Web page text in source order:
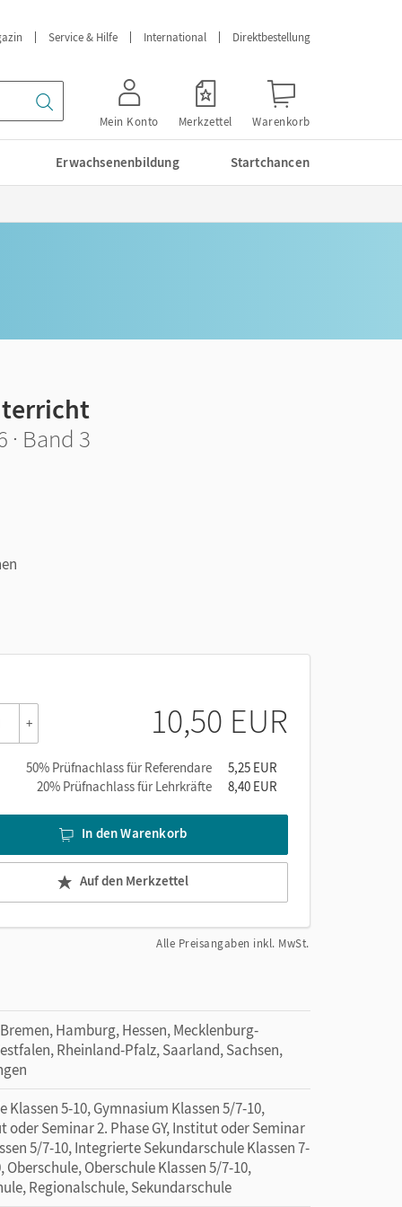
Service & Hilfe International Direktbestellung
Mein Konto Merkzettel Warenkorb
Erwachsenenbildung Startchancen
· Band 3
+ 10,50 EUR
50% Prüfnachlass für Referendare
5,25 EUR
20% Prüfnachlass für Lehrkräfte
8,40 EUR
In den Warenkorb
Auf den Merkzettel
Alle Preisangaben inkl. MwSt.
Hamburg, Hessen, Mecklenburg-
Rheinland-Pfalz, Saarland, Sachsen,
5-10, Gymnasium Klassen 5/7-10,
Seminar 2. Phase GY, Institut oder Seminar
5/7-10, Integrierte Sekundarschule Klassen 7-
Oberschule Klassen 5/7-10,
Regionalschule, Sekundarschule